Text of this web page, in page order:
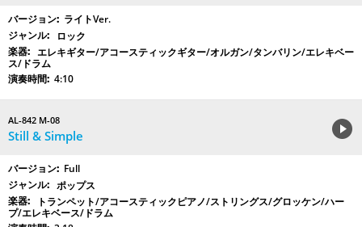
ライトVer.
ロック
エレキギター/アコースティックギター/オルガン/タンバリン/エレキベー
ス/ドラム
4:10
AL-842 M-08
Still & Simple
Full
ポップス
トランペット/アコースティックピアノ/ストリングス/グロッケン/ハー
プ/エレキベース/ドラム